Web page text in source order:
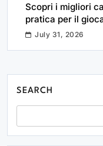
Scopri i migliori
pratica per il
July 31, 2026
SEARCH